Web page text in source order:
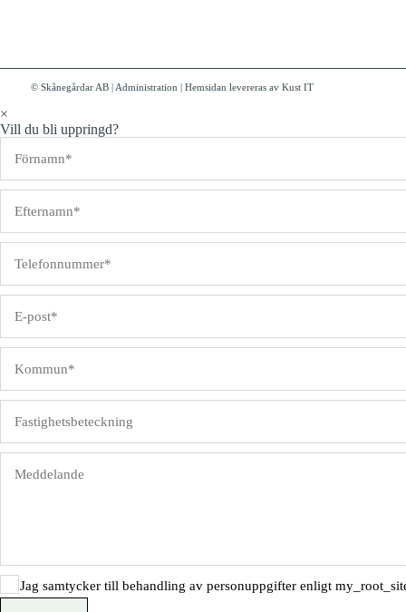
© Skånegårdar AB Administration Hemsidan levereras av Kust IT
×
Vill du bli uppringd?
Jag samtycker till behandling av personuppgifter enligt